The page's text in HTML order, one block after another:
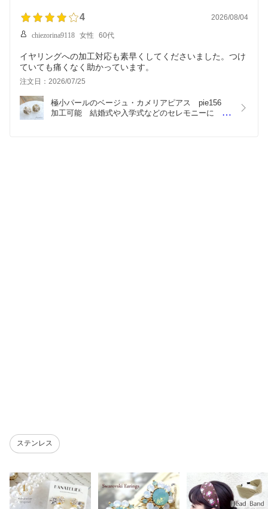
4 2026/08/04
chiezorina9118 女性 60代
イヤリングへの加工対応も素早くしてくださいました。つけ
注文日：2026/07/25
極小パールのベージュ・カメリアピアス　pie156
加工可能　結婚式や入学式などのセレモニーに
ステンレス